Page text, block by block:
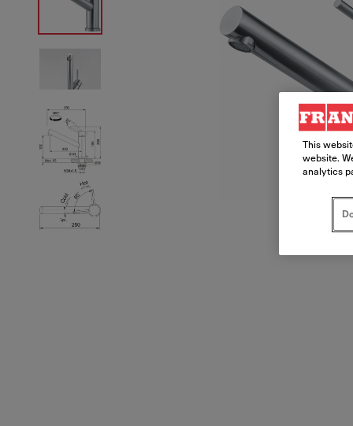
This
website.
analytics